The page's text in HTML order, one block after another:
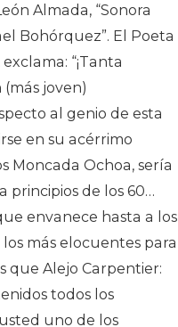
Almada, “Sonora
Bohórquez”. El Poeta
“¡Tanta
joven)
al genio de esta
en su acérrimo
Moncada Ochoa, sería
principios de los 60…
envanece hasta a los
más elocuentes para
que Alejo Carpentier:
todos los
uno de los